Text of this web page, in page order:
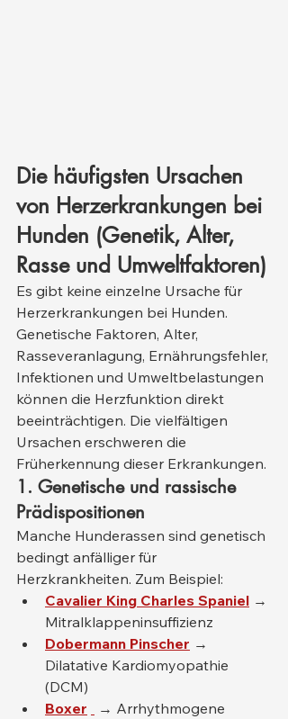
Die häufigsten Ursachen
von Herzerkrankungen bei
Hunden (Genetik, Alter,
Rasse und Umweltfaktoren)
Es gibt keine einzelne Ursache für
Herzerkrankungen bei Hunden.
Genetische Faktoren, Alter,
Rasseveranlagung, Ernährungsfehler,
Infektionen und Umweltbelastungen
können die Herzfunktion direkt
beeinträchtigen. Die vielfältigen
Ursachen erschweren die
Früherkennung dieser Erkrankungen.
1. Genetische und rassische
Prädispositionen
Manche Hunderassen sind genetisch
bedingt anfälliger für
Herzkrankheiten. Zum Beispiel:
Cavalier King Charles Spaniel →
Mitralklappeninsuffizienz
Dobermann Pinscher →
Dilatative Kardiomyopathie
(DCM)
Boxer
→ Arrhythmogene